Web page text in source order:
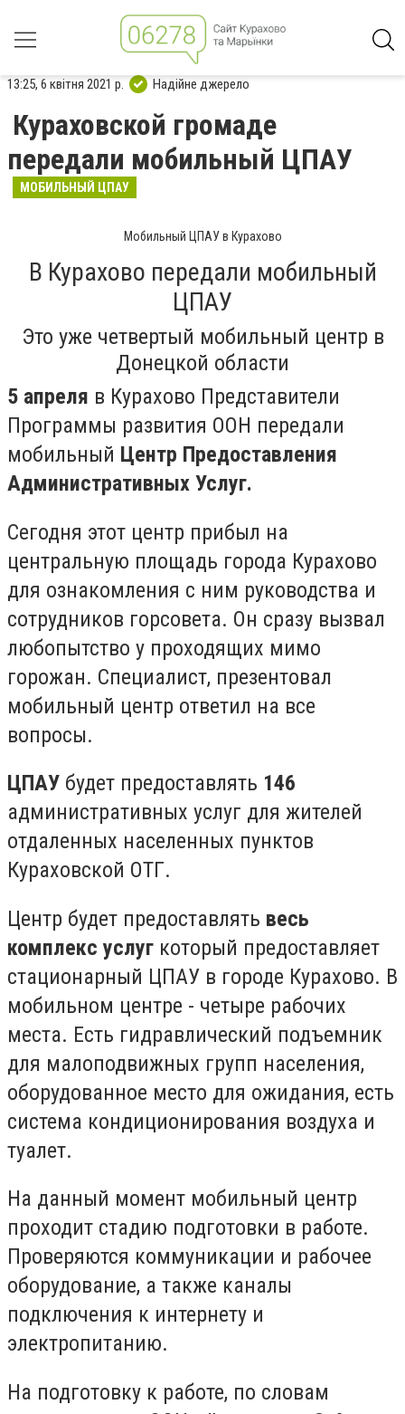
13:25, 6 квітня 2021 р. Надійне джерело
Кураховской громаде
передали мобильный ЦПАУ
МОБИЛЬНЫЙ ЦПАУ
Мобильный ЦПАУ в Курахово
В Курахово передали мобильный
ЦПАУ
Это уже четвертый мобильный центр в
Донецкой области
5 апреля в Курахово Представители
Программы развития ООН передали
мобильный Центр Предоставления
Административных Услуг.
Сегодня этот центр прибыл на
центральную площадь города Курахово
для ознакомления с ним руководства и
сотрудников горсовета. Он сразу вызвал
любопытство у проходящих мимо
горожан. Специалист, презентовал
мобильный центр ответил на все
вопросы.
ЦПАУ будет предоставлять 146
административных услуг для жителей
отдаленных населенных пунктов
Кураховской ОТГ.
Центр будет предоставлять весь
комплекс услуг который предоставляет
стационарный ЦПАУ в городе Курахово. В
мобильном центре - четыре рабочих
места. Есть гидравлический подъемник
для малоподвижных групп населения,
оборудованное место для ожидания, есть
система кондиционирования воздуха и
туалет.
На данный момент мобильный центр
проходит стадию подготовки в работе.
Проверяются коммуникации и рабочее
оборудование, а также каналы
подключения к интернету и
электропитанию.
На подготовку к работе, по словам